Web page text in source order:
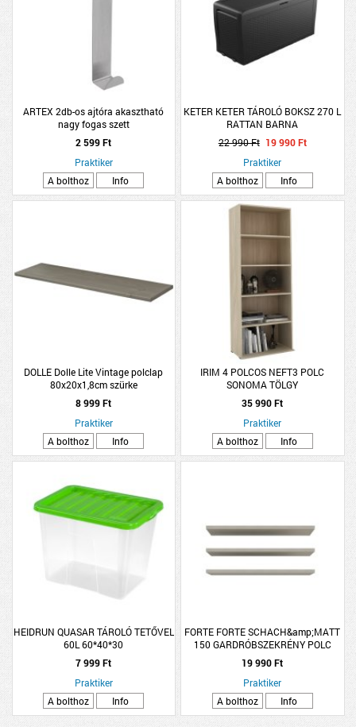
ARTEX 2db-os ajtóra akasztható
nagy fogas szett
2 599 Ft
Praktiker
A bolthoz
Info
KETER KETER TÁROLÓ BOKSZ 270 L
RATTAN BARNA
22 990 Ft 19 990 Ft
Praktiker
A bolthoz
Info
DOLLE Dolle Lite Vintage polclap
80x20x1,8cm szürke
8 999 Ft
Praktiker
A bolthoz
Info
IRIM 4 POLCOS NEFT3 POLC
SONOMA TÖLGY
35 990 Ft
Praktiker
A bolthoz
Info
HEIDRUN QUASAR TÁROLÓ TETŐVEL
60L 60*40*30
7 999 Ft
Praktiker
A bolthoz
Info
FORTE FORTE SCHACH&amp;MATT
150 GARDRÓBSZEKRÉNY POLC
72,8X42X2,2CM SZÜRKE TEXTIL
3DARAB/CSOMAG
19 990 Ft
Praktiker
A bolthoz
Info